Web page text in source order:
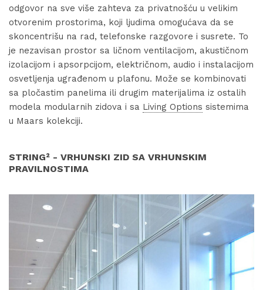
odgovor na sve više zahteva za privatnošću u velikim
otvorenim prostorima, koji ljudima omogućava da se
skoncentrišu na rad, telefonske razgovore i susrete. To
je nezavisan prostor sa ličnom ventilacijom, akustičnom
izolacijom i apsorpcijom, električnom, audio i instalacijom
osvetljenja ugrađenom u plafonu. Može se kombinovati
sa pločastim panelima ili drugim materijalima iz ostalih
modela modularnih zidova i sa Living Options sistemima
u Maars kolekciji.
STRING² - VRHUNSKI ZID SA VRHUNSKIM
PRAVILNOSTIMA